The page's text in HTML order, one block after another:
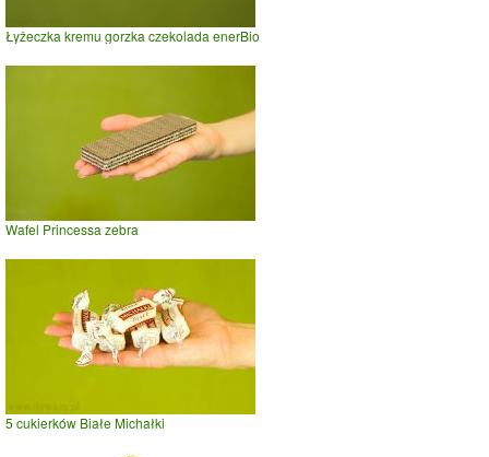
Łyżeczka kremu gorzka czekolada enerBio
Wafel Princessa zebra
5 cukierków Białe Michałki